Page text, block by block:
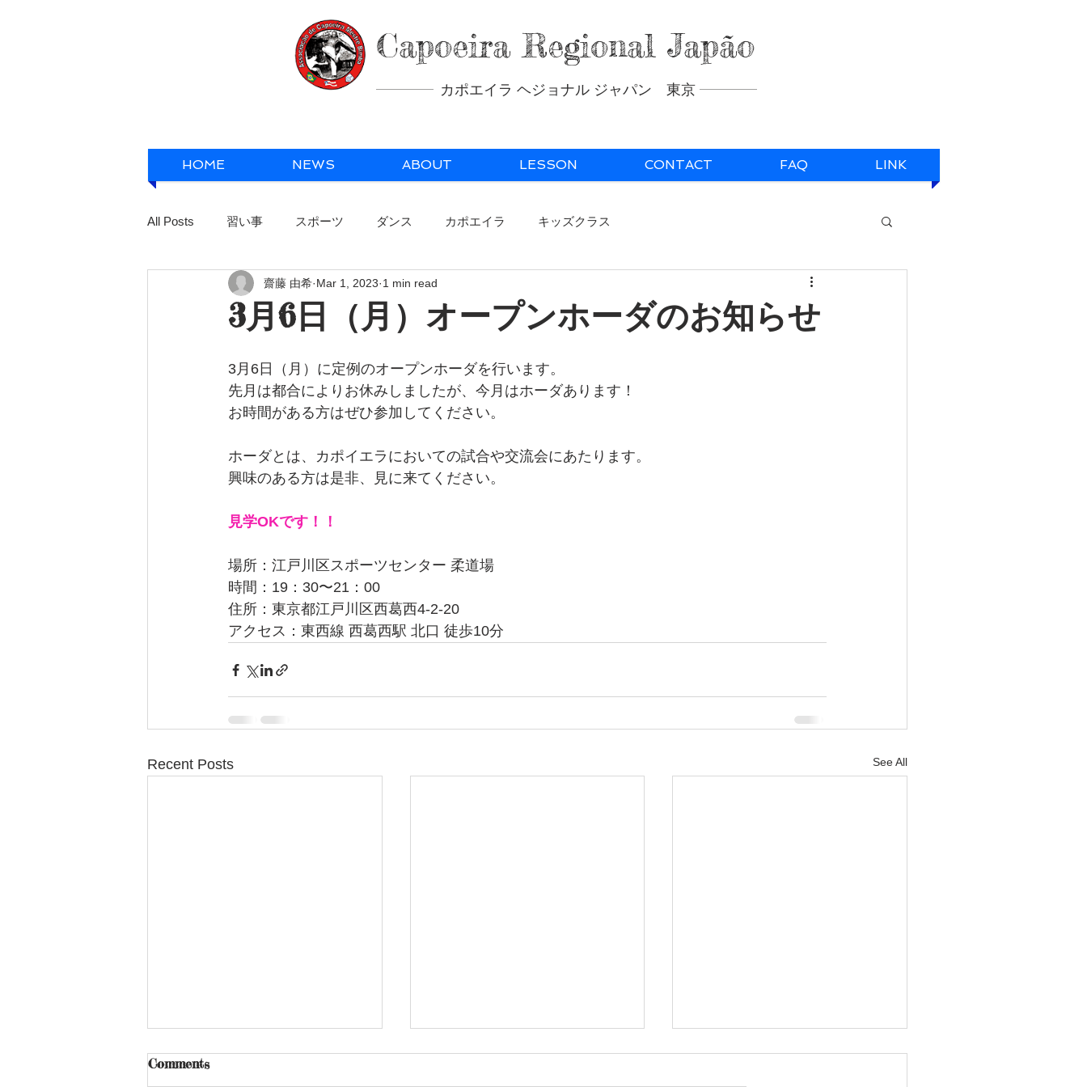
Capoeira Regional Japão
カポエイラ ヘジョナル ジャパン 東京
HOME NEWS ABOUT LESSON CONTACT FAQ LINK
All Posts 習い事 スポーツ ダンス カポエイラ キッズクラス
3月6日（月）オープンホーダのお知らせ
齋藤 由希 Mar 1, 2023 1 min read
3月6日（月）に定例のオープンホーダを行います。
先月は都合によりお休みしましたが、今月はホーダあります！
お時間がある方はぜひ参加してください。
ホーダとは、カポイエラにおいての試合や交流会にあたります。
興味のある方は是非、見に来てください。
見学OKです！！
場所：江戸川区スポーツセンター 柔道場
時間：19：30〜21：00
住所：東京都江戸川区西葛西4-2-20
アクセス：東西線 西葛西駅 北口 徒歩10分
Recent Posts See All
Comments